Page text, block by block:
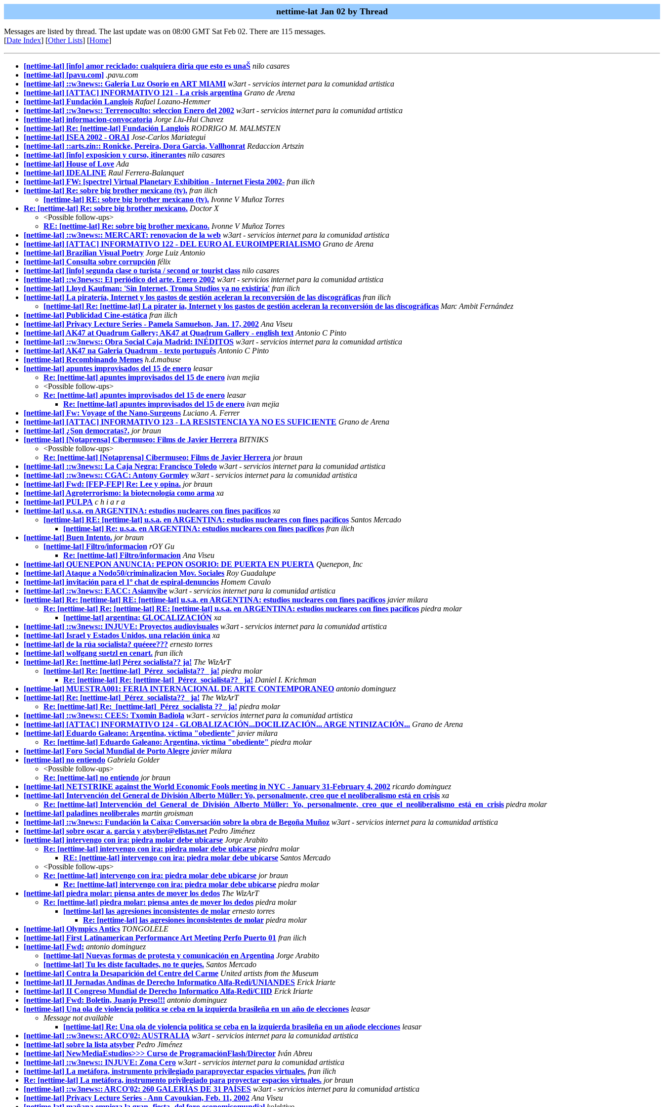
nettime-lat Jan 02 by Thread
Messages are listed by thread. The last update was on 08:00 GMT Sat Feb 02. There are 115 messages.
[Date Index] [Other Lists] [Home]
[nettime-lat] [info] amor reciclado: cualquiera diria que esto es unaŠ nilo casares
[nettime-lat] [pavu.com] .pavu.com
[nettime-lat] ::w3news:: Galeria Luz Osorio en ART MIAMI w3art - servicios internet para la comunidad artistica
[nettime-lat] [ATTAC] INFORMATIVO 121 - La crisis argentina Grano de Arena
[nettime-lat] Fundación Langlois Rafael Lozano-Hemmer
[nettime-lat] ::w3news:: Terrenoculto: seleccion Enero del 2002 w3art - servicios internet para la comunidad artistica
[nettime-lat] informacion-convocatoria Jorge Liu-Hui Chavez
[nettime-lat] Re: [nettime-lat] Fundación Langlois RODRIGO M. MALMSTEN
[nettime-lat] ISEA 2002 - ORAI Jose-Carlos Mariategui
[nettime-lat] ::arts.zin:: Ronicke, Pereira, Dora Garcia, Vallhonrat Redaccion Artszin
[nettime-lat] [info] exposicion y curso, itinerantes nilo casares
[nettime-lat] House of Love Ada
[nettime-lat] IDEALINE Raul Ferrera-Balanquet
[nettime-lat] FW: [spectre] Virtual Planetary Exhibition - Internet Fiesta 2002- fran ilich
[nettime-lat] Re: sobre big brother mexicano (tv). fran ilich
[nettime-lat] RE: sobre big brother mexicano (tv). Ivonne V Muñoz Torres
Re: [nettime-lat] Re: sobre big brother mexicano. Doctor X
<Possible follow-ups>
RE: [nettime-lat] Re: sobre big brother mexicano. Ivonne V Muñoz Torres
[nettime-lat] ::w3news:: MERCART: renovacion de la web w3art - servicios internet para la comunidad artistica
[nettime-lat] [ATTAC] INFORMATIVO 122 - DEL EURO AL EUROIMPERIALISMO Grano de Arena
[nettime-lat] Brazilian Visual Poetry Jorge Luiz Antonio
[nettime-lat] Consulta sobre corrupción félix
[nettime-lat] [info] segunda clase o turista / second or tourist class nilo casares
[nettime-lat] ::w3news:: El periódico del arte. Enero 2002 w3art - servicios internet para la comunidad artistica
[nettime-lat] Lloyd Kaufman: 'Sin Internet, Troma Studios ya no existiría' fran ilich
[nettime-lat] La piratería, Internet y los gastos de gestión aceleran la reconversión de las discográficas fran ilich
[nettime-lat] Re: [nettime-lat] La pirater ía, Internet y los gastos de gestión aceleran la reconversión de las discográficas Marc Ambit Fernández
[nettime-lat] Publicidad Cine-estática fran ilich
[nettime-lat] Privacy Lecture Series - Pamela Samuelson, Jan. 17, 2002 Ana Viseu
[nettime-lat] AK47 at Quadrum Gallery; AK47 at Quadrum Gallery - english text Antonio C Pinto
[nettime-lat] ::w3news:: Obra Social Caja Madrid: INÉDITOS w3art - servicios internet para la comunidad artistica
[nettime-lat] AK47 na Galeria Quadrum - texto português Antonio C Pinto
[nettime-lat] Recombinando Memes h.d.mabuse
[nettime-lat] apuntes improvisados del 15 de enero leasar
Re: [nettime-lat] apuntes improvisados del 15 de enero ivan mejia
<Possible follow-ups>
Re: [nettime-lat] apuntes improvisados del 15 de enero leasar
Re: [nettime-lat] apuntes improvisados del 15 de enero ivan mejia
[nettime-lat] Fw: Voyage of the Nano-Surgeons Luciano A. Ferrer
[nettime-lat] [ATTAC] INFORMATIVO 123 - LA RESISTENCIA YA NO ES SUFICIENTE Grano de Arena
[nettime-lat] ¿Son democratas?. jor braun
[nettime-lat] [Notaprensa] Cibermuseo: Films de Javier Herrera BITNIKS
<Possible follow-ups>
Re: [nettime-lat] [Notaprensa] Cibermuseo: Films de Javier Herrera jor braun
[nettime-lat] ::w3news:: La Caja Negra: Francisco Toledo w3art - servicios internet para la comunidad artistica
[nettime-lat] ::w3news:: CGAC: Antony Gormley w3art - servicios internet para la comunidad artistica
[nettime-lat] Fwd: [FEP-FEP] Re: Lee y opina. jor braun
[nettime-lat] Agroterrorismo: la biotecnología como arma xa
[nettime-lat] PULPA c h i a r a
[nettime-lat] u.s.a. en ARGENTINA: estudios nucleares con fines pacíficos xa
[nettime-lat] RE: [nettime-lat] u.s.a. en ARGENTINA: estudios nucleares con fines pacíficos Santos Mercado
[nettime-lat] Re: u.s.a. en ARGENTINA: estudios nucleares con fines pacíficos fran ilich
[nettime-lat] Buen Intento. jor braun
[nettime-lat] Filtro/informacion rOY Gu
Re: [nettime-lat] Filtro/informacion Ana Viseu
[nettime-lat] QUENEPON ANUNCIA: PEPON OSORIO: DE PUERTA EN PUERTA Quenepon, Inc
[nettime-lat] Ataque a Nodo50/criminalizacion Mov. Sociales Roy Guadalupe
[nettime-lat] invitación para el 1º chat de espiral-denuncios Homem Cavalo
[nettime-lat] ::w3news:: EACC: Asiamvibe w3art - servicios internet para la comunidad artistica
[nettime-lat] Re: [nettime-lat] RE: [nettime-lat] u.s.a. en ARGENTINA: estudios nucleares con fines pacíficos javier milara
Re: [nettime-lat] Re: [nettime-lat] RE: [nettime-lat] u.s.a. en ARGENTINA: estudios nucleares con fines pacíficos piedra molar
[nettime-lat] argentina: GLOCALIZACIÓN xa
[nettime-lat] ::w3news:: INJUVE: Proyectos audiovisuales w3art - servicios internet para la comunidad artistica
[nettime-lat] Israel y Estados Unidos, una relación única xa
[nettime-lat] de la rúa socialista? quéeee??? ernesto torres
[nettime-lat] wolfgang suetzl en cenart. fran ilich
[nettime-lat] Re: [nettime-lat] Pérez socialista?? ja! The WizArT
[nettime-lat] Re: [nettime-lat]_Pérez_socialista??_ ja! piedra molar
Re: [nettime-lat] Re: [nettime-lat]_Pérez_socialista??_ ja! Daniel I. Krichman
[nettime-lat] MUESTRA001: FERIA INTERNACIONAL DE ARTE CONTEMPORANEO antonio dominguez
[nettime-lat] Re: [nettime-lat]_Pérez_socialista??_ ja! The WizArT
Re: [nettime-lat] Re:_[nettime-lat]_Pérez_socialista ??_ ja! piedra molar
[nettime-lat] ::w3news:: CEES: Txomin Badiola w3art - servicios internet para la comunidad artistica
[nettime-lat] [ATTAC] INFORMATIVO 124 - GLOBALIZACIÓN...DOCILIZACIÓN... ARGE NTINIZACIÓN... Grano de Arena
[nettime-lat] Eduardo Galeano: Argentina, víctima "obediente" javier milara
Re: [nettime-lat] Eduardo Galeano: Argentina, víctima "obediente" piedra molar
[nettime-lat] Foro Social Mundial de Porto Alegre javier milara
[nettime-lat] no entiendo Gabriela Golder
<Possible follow-ups>
Re: [nettime-lat] no entiendo jor braun
[nettime-lat] NETSTRIKE against the World Economic Fools meeting in NYC - January 31-February 4, 2002 ricardo dominguez
[nettime-lat] Intervención del General de División Alberto Müller: Yo, personalmente, creo que el neoliberalismo está en crisis xa
Re: [nettime-lat] Intervención_del_General_de_División_Alberto_Müller:_Yo,_personalmente,_creo_que_el_neoliberalismo_está_en_crisis piedra molar
[nettime-lat] paladines neoliberales martin groisman
[nettime-lat] ::w3news:: Fundación la Caixa: Conversación sobre la obra de Begoña Muñoz w3art - servicios internet para la comunidad artistica
[nettime-lat] sobre oscar a. garcía y atsyber@elistas.net Pedro Jiménez
[nettime-lat] intervengo con ira: piedra molar debe ubicarse Jorge Arabito
Re: [nettime-lat] intervengo con ira: piedra molar debe ubicarse piedra molar
RE: [nettime-lat] intervengo con ira: piedra molar debe ubicarse Santos Mercado
<Possible follow-ups>
Re: [nettime-lat] intervengo con ira: piedra molar debe ubicarse jor braun
Re: [nettime-lat] intervengo con ira: piedra molar debe ubicarse piedra molar
[nettime-lat] piedra molar: piensa antes de mover los dedos The WizArT
Re: [nettime-lat] piedra molar: piensa antes de mover los dedos piedra molar
[nettime-lat] las agresiones inconsistentes de molar ernesto torres
Re: [nettime-lat] las agresiones inconsistentes de molar piedra molar
[nettime-lat] Olympics Antics TONGOLELE
[nettime-lat] First Latinamerican Performance Art Meeting Perfo Puerto 01 fran ilich
[nettime-lat] Fwd: antonio dominguez
[nettime-lat] Nuevas formas de protesta y comunicación en Argentina Jorge Arabito
[nettime-lat] Tu les diste facultades, no te quejes. Santos Mercado
[nettime-lat] Contra la Desaparición del Centre del Carme United artists from the Museum
[nettime-lat] II Jornadas Andinas de Derecho Informatico Alfa-Redi/UNIANDES Erick Iriarte
[nettime-lat] II Congreso Mundial de Derecho Informatico Alfa-Redi/CIID Erick Iriarte
[nettime-lat] Fwd: Boletin, Juanjo Preso!!! antonio dominguez
[nettime-lat] Una ola de violencia política se ceba en la izquierda brasileña en un año de elecciones leasar
Message not available
[nettime-lat] Re: Una ola de violencia política se ceba en la izquierda brasileña en un añode elecciones leasar
[nettime-lat] ::w3news:: ARCO'02: AUSTRALIA w3art - servicios internet para la comunidad artistica
[nettime-lat] sobre la lista atsyber Pedro Jiménez
[nettime-lat] NewMediaEstudios>>> Curso de ProgramaciónFlash/Director Iván Abreu
[nettime-lat] ::w3news:: INJUVE: Zona Cero w3art - servicios internet para la comunidad artistica
[nettime-lat] La metáfora, instrumento privilegiado paraproyectar espacios virtuales. fran ilich
Re: [nettime-lat] La metáfora, instrumento privilegiado para proyectar espacios virtuales. jor braun
[nettime-lat] ::w3news:: ARCO'02: 260 GALERÍAS DE 31 PAÍSES w3art - servicios internet para la comunidad artistica
[nettime-lat] Privacy Lecture Series - Ann Cavoukian, Feb. 11, 2002 Ana Viseu